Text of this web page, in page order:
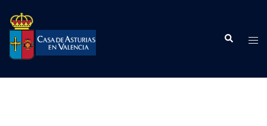
contenido
Buscar